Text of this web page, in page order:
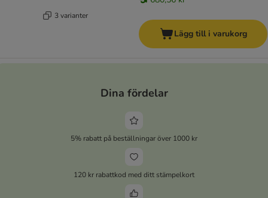
3 varianter
Lägg till i varukorg
Dina fördelar
5% rabatt på beställningar över 1000 kr
120 kr rabattkod med ditt stämpelkort